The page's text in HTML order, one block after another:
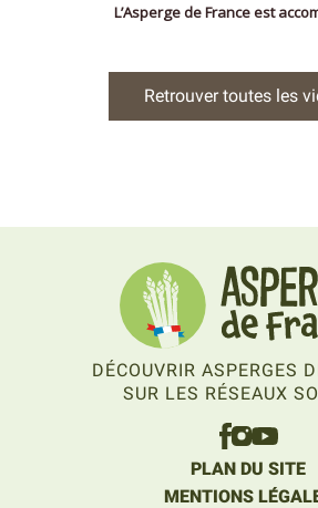
L’Asperge de France est
Retrouver toutes les
DÉCOUVRIR ASPERGES
SUR LES RÉSEAUX
PLAN DU SITE
MENTIONS